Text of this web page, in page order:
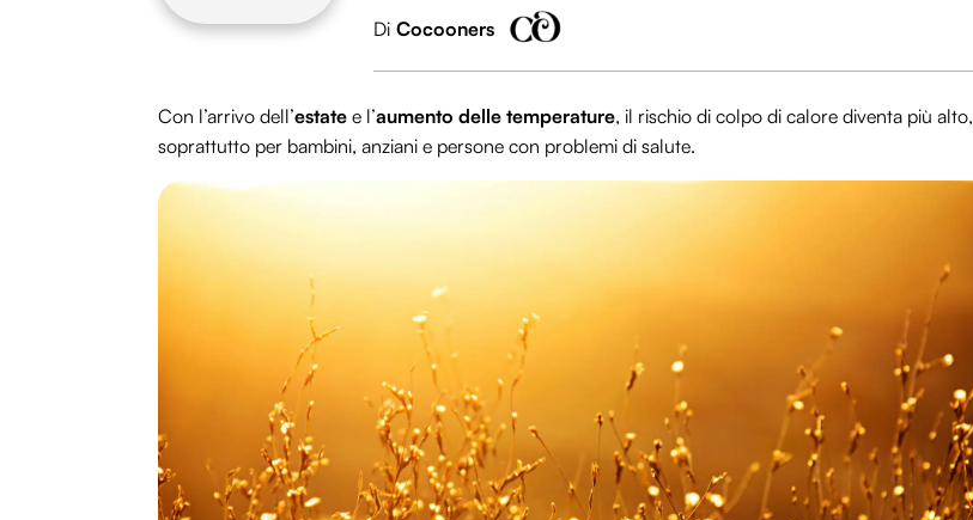
Di Cocooners
Con l’arrivo dell’estate e l’aumento delle temperature, il rischio di colpo di calore diventa più alto,
soprattutto per bambini, anziani e persone con problemi di salute.